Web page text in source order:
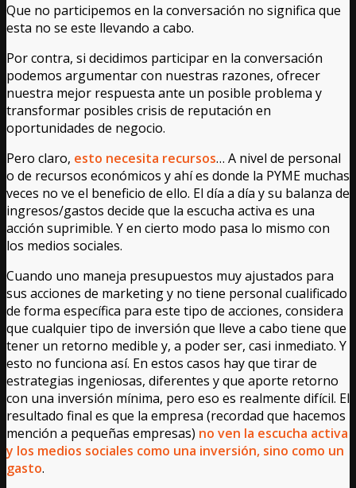
Que no participemos en la conversación no significa que
esta no se este llevando a cabo.
Por contra, si decidimos participar en la conversación
podemos argumentar con nuestras razones, ofrecer
nuestra mejor respuesta ante un posible problema y
transformar posibles crisis de reputación en
oportunidades de negocio.
Pero claro, esto necesita recursos… A nivel de personal
o de recursos económicos y ahí es donde la PYME muchas
veces no ve el beneficio de ello. El día a día y su balanza de
ingresos/gastos decide que la escucha activa es una
acción suprimible. Y en cierto modo pasa lo mismo con
los medios sociales.
Cuando uno maneja presupuestos muy ajustados para
sus acciones de marketing y no tiene personal cualificado
de forma específica para este tipo de acciones, considera
que cualquier tipo de inversión que lleve a cabo tiene que
tener un retorno medible y, a poder ser, casi inmediato. Y
esto no funciona así. En estos casos hay que tirar de
estrategias ingeniosas, diferentes y que aporte retorno
con una inversión mínima, pero eso es realmente difícil. El
resultado final es que la empresa (recordad que hacemos
mención a pequeñas empresas) no ven la escucha activa
y los medios sociales como una inversión, sino como un
gasto.